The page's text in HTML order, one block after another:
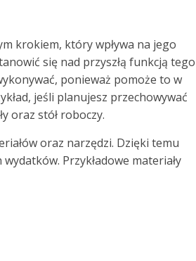
krokiem, który wpływa na jego
się nad przyszłą funkcją tego
ponieważ pomoże to w
jeśli planujesz przechowywać
oraz stół roboczy.
oraz narzędzi. Dzięki temu
Przykładowe materiały